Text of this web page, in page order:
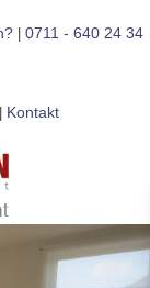
| 0711 - 640 24 34
Kontakt